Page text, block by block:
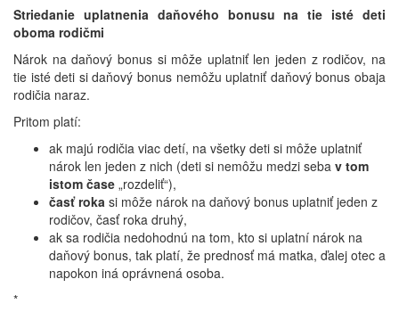
Striedanie uplatnenia daňového bonusu na tie isté deti
oboma rodičmi
Nárok na daňový bonus si môže uplatniť len jeden z rodičov, na
tie isté deti si daňový bonus nemôžu uplatniť daňový bonus obaja
rodičia naraz.
Pritom platí:
ak majú rodičia viac detí, na všetky deti si môže uplatniť
nárok len jeden z nich (deti si nemôžu medzi seba v tom
istom čase „rozdeliť“),
časť roka si môže nárok na daňový bonus uplatniť jeden z
rodičov, časť roka druhý,
ak sa rodičia nedohodnú na tom, kto si uplatní nárok na
daňový bonus, tak platí, že prednosť má matka, ďalej otec a
napokon iná oprávnená osoba.
*